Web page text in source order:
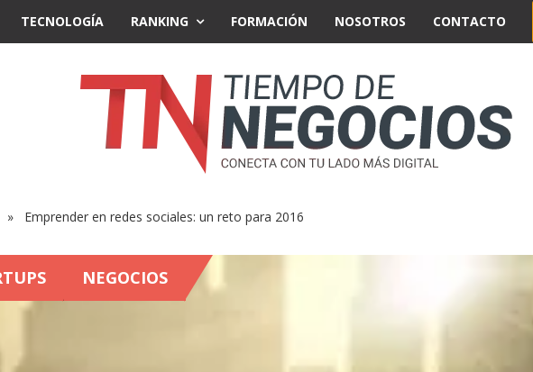
TECNOLOGÍA RANKING FORMACIÓN NOSOTROS CONTACTO
» Emprender en redes sociales: un reto para 2016
NEGOCIOS